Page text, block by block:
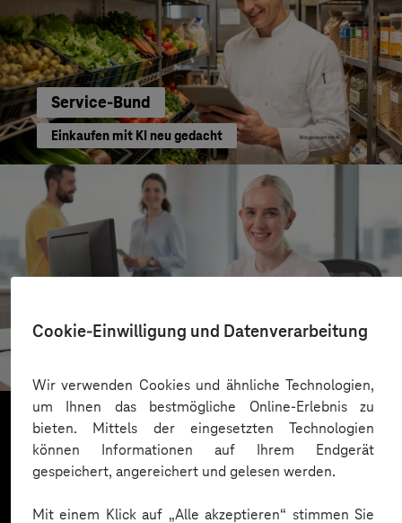
Cookie-Einwilligung und Datenverarbeitung
Wir verwenden Cookies und ähnliche Technologien,
um Ihnen das bestmögliche Online-Erlebnis zu
bieten. Mittels der eingesetzten Technologien
können Informationen auf Ihrem Endgerät
gespeichert, angereichert und gelesen werden.
Mit einem Klick auf „Alle akzeptieren“ stimmen Sie
Service-Bund
Einkaufen mit KI neu gedacht
Kreis Bergstraße
Mehr laden